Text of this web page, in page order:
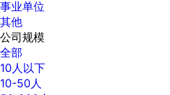
事业单位
其他
公司规模
全部
10人以下
10-50人